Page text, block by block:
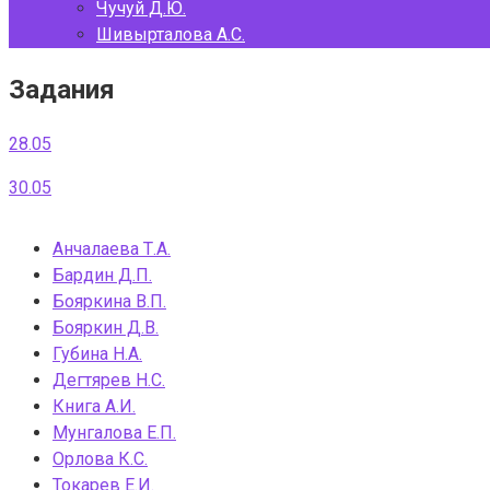
Чучуй Д.Ю.
Шивырталова А.С.
Задания
28.05
30.05
Анчалаева Т.А.
Бардин Д.П.
Бояркина В.П.
Бояркин Д.В.
Губина Н.А.
Дегтярев Н.С.
Книга А.И.
Мунгалова Е.П.
Орлова К.С.
Токарев Е.И.